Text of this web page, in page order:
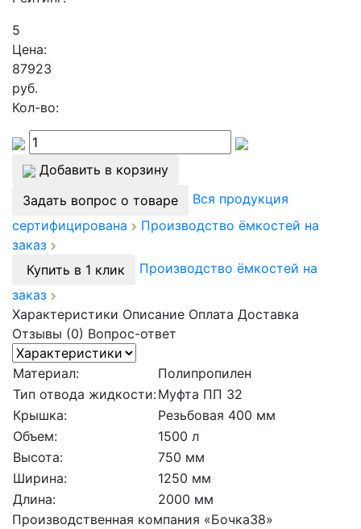
5
Цена:
87923
руб.
Кол-во:
Добавить в корзину
Задать вопрос о товаре
Вся продукция
сертифицирована
Производство ёмкостей на
заказ
Купить в 1 клик
Производство ёмкостей на
заказ
Характеристики Описание Оплата Доставка
Отзывы (0) Вопрос-ответ
Материал:
Полипропилен
Тип отвода жидкости:Муфта ПП 32
Крышка:
Резьбовая 400 мм
Объем:
1500 л
Высота:
750 мм
Ширина:
1250 мм
Длина:
2000 мм
Производственная компания «Бочка38»